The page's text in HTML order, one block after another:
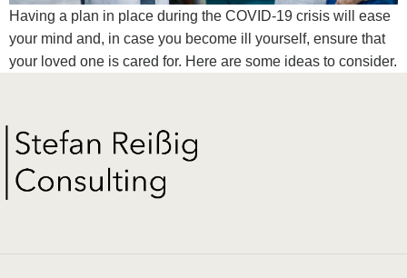
Having a plan in place during the COVID-19 crisis will ease
your mind and, in case you become ill yourself, ensure that
your loved one is cared for. Here are some ideas to consider.